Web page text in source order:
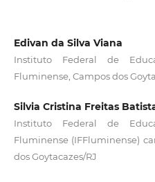
Edivan da Silva Viana
Instituto Federal de
Fluminense, Campos dos
Silvia Cristina Freitas
Instituto Federal de
Fluminense (IFFluminense)
dos Goytacazes/RJ